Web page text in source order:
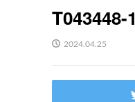
T043448-1
2024.04.25